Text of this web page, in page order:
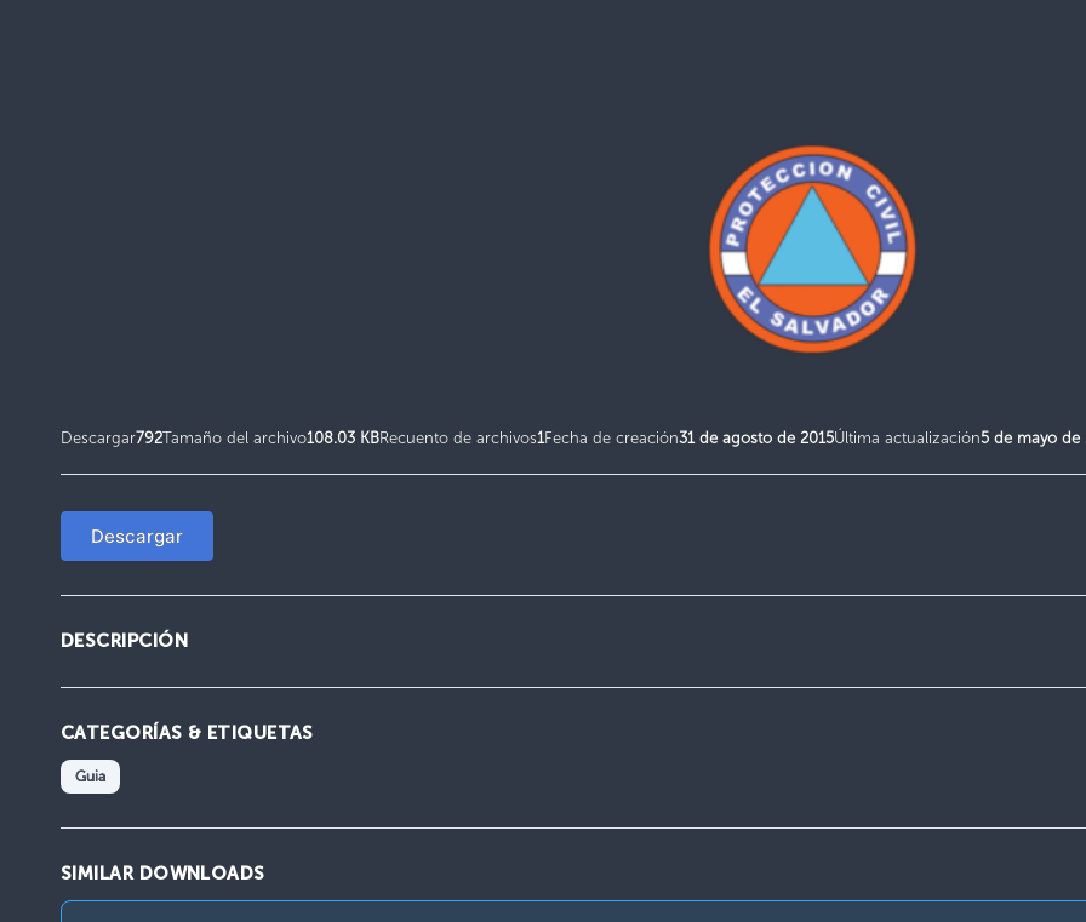
Descargar792Tamaño del archivo108.03 KBRecuento de archivos1Fecha de creación31 de agosto de 2015Última actualización5 de mayo de
Descargar
DESCRIPCIÓN
CATEGORÍAS & ETIQUETAS
Guia
SIMILAR DOWNLOADS